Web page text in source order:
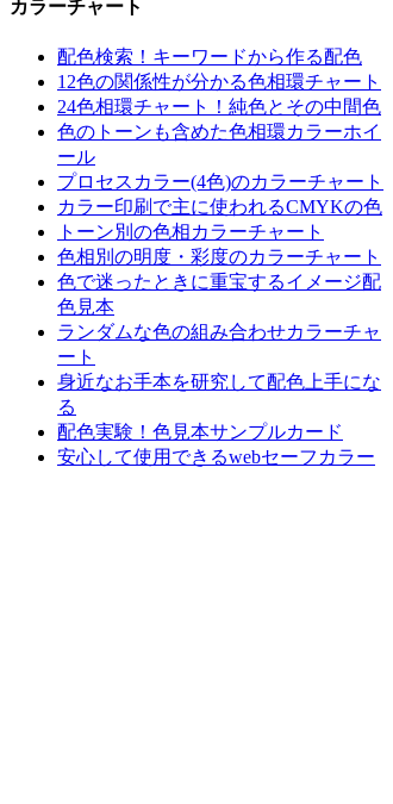
カラーチャート
配色検索！キーワードから作る配色
12色の関係性が分かる色相環チャート
24色相環チャート！純色とその中間色
色のトーンも含めた色相環カラーホイ
ール
プロセスカラー(4色)のカラーチャート
カラー印刷で主に使われるCMYKの色
トーン別の色相カラーチャート
色相別の明度・彩度のカラーチャート
色で迷ったときに重宝するイメージ配
色見本
ランダムな色の組み合わせカラーチャ
ート
身近なお手本を研究して配色上手にな
る
配色実験！色見本サンプルカード
安心して使用できるwebセーフカラー